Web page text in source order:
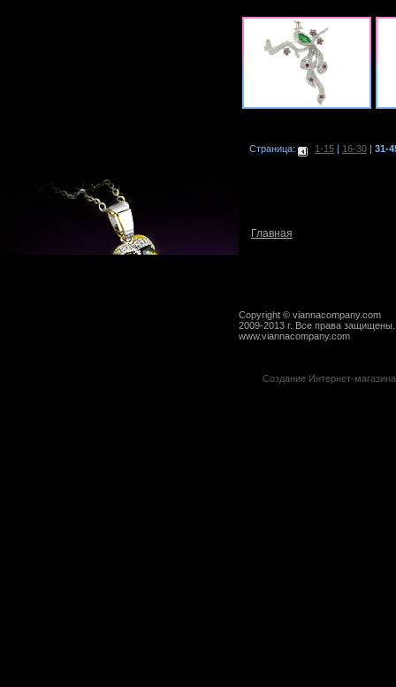
Страница: 1-15 16-30 31-
Главная
Copyright © viannacompany.com
2009-2013 г. Все права защищены.
www.viannacompany.com
Создание Интернет-